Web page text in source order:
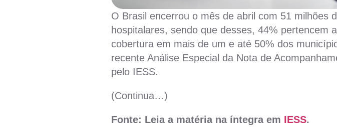
O Brasil encerrou o mês de abril com 51 milhões
hospitalares, sendo que desses, 44% pertencem
cobertura em mais de um e até 50% dos
recente Análise Especial da Nota de
pelo IESS.
(Continua…)
Fonte: Leia a matéria na íntegra em IESS.